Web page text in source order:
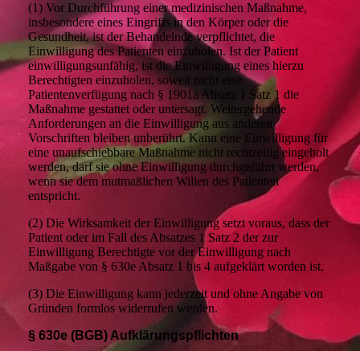
(1) Vor Durchführung einer medizinischen Maßnahme,
insbesondere eines Eingriffs in den Körper oder die
Gesundheit, ist der Behandelnde verpflichtet, die
Einwilligung des Patienten einzuholen. Ist der Patient
einwilligungsunfähig, ist die Einwilligung eines hierzu
Berechtigten einzuholen, soweit nicht eine
Patientenverfügung nach § 1901a Absatz 1 Satz 1 die
Maßnahme gestattet oder untersagt. Weitergehende
Anforderungen an die Einwilligung aus anderen
Vorschriften bleiben unberührt. Kann eine Einwilligung für
eine unaufschiebbare Maßnahme nicht rechtzeitig eingeholt
werden, darf sie ohne Einwilligung durchgeführt werden,
wenn sie dem mutmaßlichen Willen des Patienten
entspricht.
(2) Die Wirksamkeit der Einwilligung setzt voraus, dass der
Patient oder im Fall des Absatzes 1 Satz 2 der zur
Einwilligung Berechtigte vor der Einwilligung nach
Maßgabe von § 630e Absatz 1 bis 4 aufgeklärt worden ist.
(3) Die Einwilligung kann jederzeit und ohne Angabe von
Gründen formlos widerrufen werden.
§ 630e (BGB) Aufklärungspflichten